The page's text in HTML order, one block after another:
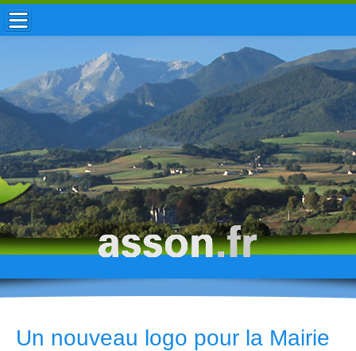
ACCUEIL / INFOS
MUNICIPALITÉ
VIE LOCALE
ENFANCE
TOURISME
HISTOIRE
Un nouveau logo pour la Mairie